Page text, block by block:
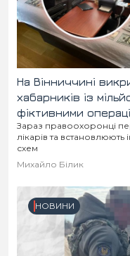
На Вінниччині
хабарників із
фіктивними
Зараз правоохоронці
лікарів та
схем
Михайло Білик
НОВИНИ